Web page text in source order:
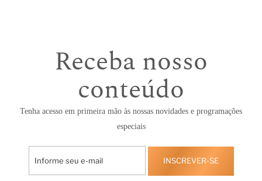
Receba nosso
conteúdo
Tenha acesso em primeira mão às nossas novidades e programações
especiais
INSCREVER-SE